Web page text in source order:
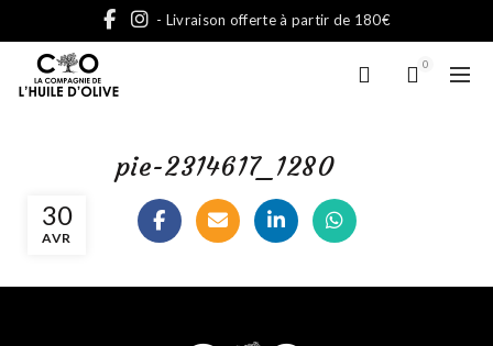
- Livraison offerte à partir de 180€
0
30
AVR
pie-2314617_1280